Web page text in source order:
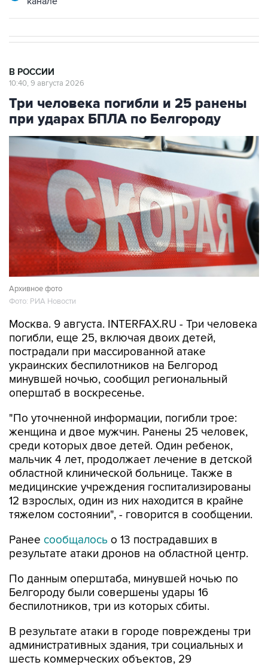
Три человека погибли и 25 ранены
при ударах БПЛА по Белгороду
Архивное фото
Фото: РИА Новости
Москва. 9 августа. INTERFAX.RU - Три человека
пострадали при массированной атаке
украинских беспилотников на Белгород
минувшей ночью, сообщил региональный
оперштаб в воскресенье.
"По уточненной информации, погибли трое:
среди которых двое детей. Один ребенок,
мальчик 4 лет, продолжает лечение в детской
областной клинической больнице. Также в
медицинские учреждения госпитализированы
12 взрослых, один из них находится в крайне
тяжелом состоянии", - говорится в сообщении.
Ранеесообщалосьо 13 пострадавших в
По данным оперштаба, минувшей ночью по
беспилотников, три из которых сбиты.
В результате атаки в городе повреждены три
шесть коммерческих объектов, 29
многоквартирных домов, два из них были с
возгоранием. Также повреждены пять частных